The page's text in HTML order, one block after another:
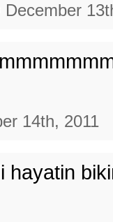
14th, 2011
hayatin